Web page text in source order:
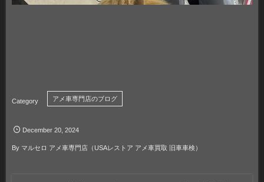
アメ車専門店のブログ
December 20 ,2024
By マルセロ アメ車専門店（USAレストア アメ車買取 旧車車検）